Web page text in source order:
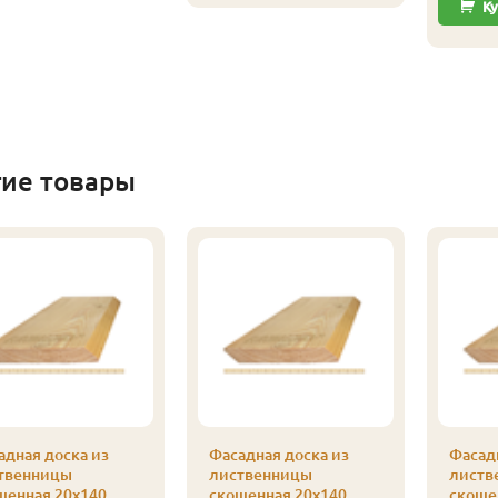
товары
доска из
Фасадная доска из
лиственницы